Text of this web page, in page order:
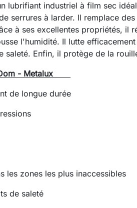
lubrifiant industriel à film sec
serrures à larder. Il remplace
à ses excellentes propriétés, il
l'humidité. Il lutte
saleté. Enfin, il protège de la
Dom - Metalux
de longue durée
les zones les plus inaccessibles
de saleté